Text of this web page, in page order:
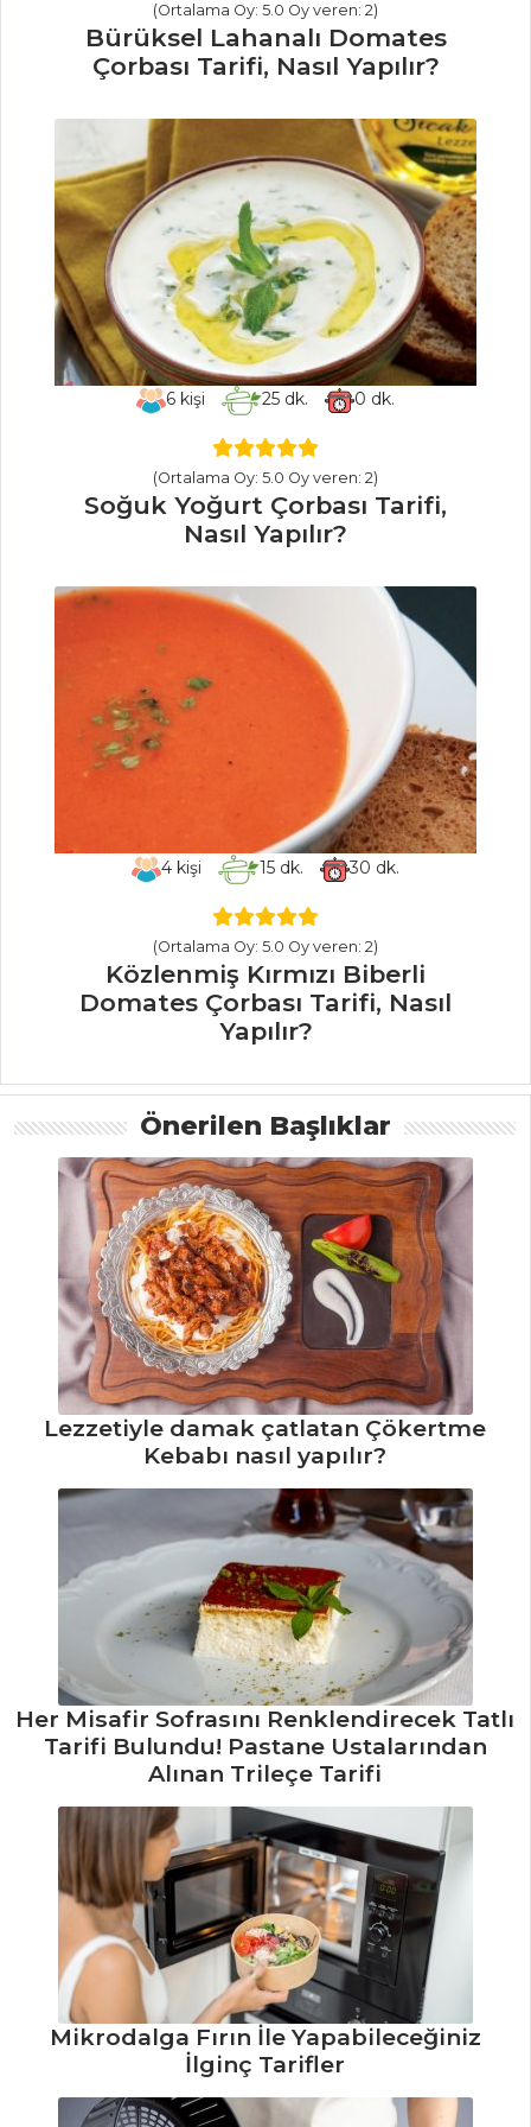
Yapılır?
Tavuk Etli Ve
Tarifi, Nasıl Yapılır?
Pilav ve Makarna
Tüm Tarifleri
İÇECEKLER
Naneli Limon
Şerbeti Tarifi, Nasıl
Yapılır?
Kızılcık Şerbeti
Tarifi, Nasıl Yapılır?
Şalgam Sulu
Ayran Tarifi, Nasıl
Tarifleri
HAMUR İŞLERI
Rokfor Peynirli
Tarifi, Nasıl Yapılır?
Şeftalili Turta
Tarifi, Nasıl Yapılır?
Tarifleri
MEZELER VE
SOSLAR
Paşa Meze Tarifi,
Nasıl Yapılır?
Mercimek
Köftesi Tarifi, Nasıl
Yapılır?
Mısırlı Barbunya
Piyazı Tarifi, Nasıl
Yapılır?
Tüm Tarifleri
PASTA VE
TATLILAR
Mürdüm Erikli
Kek Tarifi, Nasıl
Yapılır?
Portakallı, Cevizli
ve İncirli Kek Tarifi,
Nasıl Yapılır?
Çikolatalı Alman
Keki Tarifi, Nasıl
Yapılır?
Pasta ve Tatlılar
Tüm Tarifleri
(Ortalama Oy: 5.0 Oy veren: 2)
Bürüksel Lahanalı Domates
Çorbası Tarifi, Nasıl Yapılır?
6kişi 25 dk. 0 dk.
(Ortalama Oy: 5.0 Oy veren: 2)
Soğuk Yoğurt Çorbası Tarifi,
Nasıl Yapılır?
4 kişi 15dk. 30 dk.
(Ortalama Oy: 5.0 Oy veren: 2)
Közlenmiş Kırmızı Biberli
Domates Çorbası Tarifi, Nasıl
Yapılır?
Önerilen Başlıklar
Lezzetiyle damak çatlatan Çökertme
Kebabı nasıl yapılır?
Her Misafir Sofrasını Renklendirecek Tatlı
Tarifi Bulundu! Pastane Ustalarından
Alınan Trileçe Tarifi
Mikrodalga Fırın İle Yapabileceğiniz
İlginç Tarifler